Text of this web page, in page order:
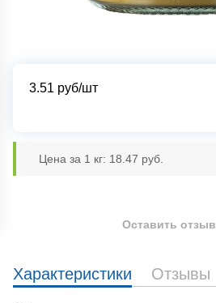
3.51 руб/шт
Цена за 1 кг: 18.47 руб.
Характеристики Отзывы
Оставить отзыв